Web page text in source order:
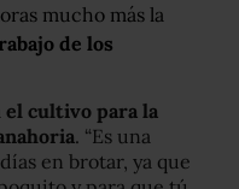
mucho más la
de los
el cultivo para la
. “Es una
en brotar, ya que